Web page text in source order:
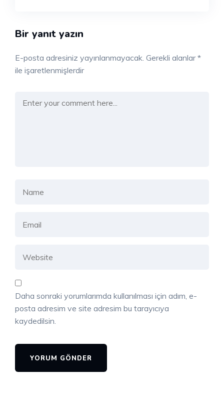
Bir yanıt yazın
E-posta adresiniz yayınlanmayacak. Gerekli alanlar*
ile işaretlenmişlerdir
Daha sonraki yorumlarımda kullanılması için adım, e-
posta adresim ve site adresim bu tarayıcıya
kaydedilsin.